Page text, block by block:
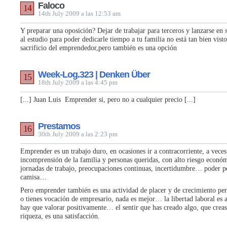
Faloco
14th July 2009 a las 12:53 am
14
Y preparar una oposición? Dejar de trabajar para terceros y lanzarse
al estudio para poder dedicarle tiempo a tu familia no está tan bien
sacrificio del emprendedor,pero también es una opción
Week-Log.323 | Denken Über
18th July 2009 a las 4:45 pm
15
[...] Juan Luis Emprender si, pero no a cualquier precio [...]
Prestamos
30th July 2009 a las 2:23 pm
16
Emprender es un trabajo duro, en ocasiones ir a contracorriente, a
incomprensión de la familia y personas queridas, con alto riesgo
jornadas de trabajo, preocupaciones continuas, incertidumbre… poder
camisa…
Pero emprender también es una actividad de placer y de crecimiento
o tienes vocación de empresario, nada es mejor… la libertad laboral es
hay que valorar positivamente… el sentir que has creado algo, que
riqueza, es una satisfacción.